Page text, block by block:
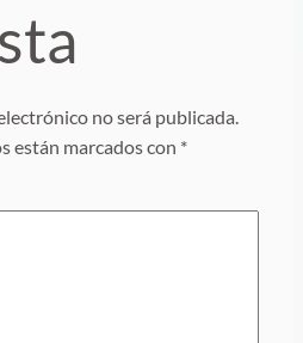
no será publicada.
están marcados con *